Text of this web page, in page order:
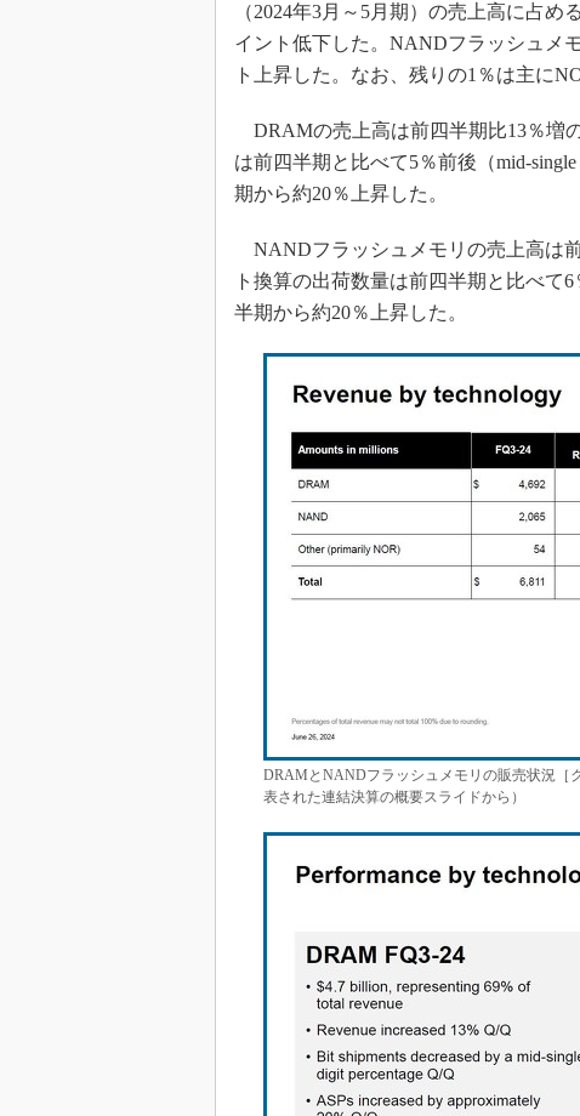
（2024年3月～5月期）の売上高に占
イント低下した。NANDフラッシュメ
ト上昇した。なお、残りの1％は主に
DRAMの売上高は前四半期比13％増
は前四半期と比べて5％前後（mid-
期から約20％上昇した。
NANDフラッシュメモリの売上高は
ト換算の出荷数量は前四半期と比べて
半期から約20％上昇した。
DRAMとNANDフラッシュメモリの販売状況［
表された連結決算の概要スライドから）